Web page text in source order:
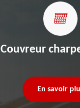
Couvreur
En savoir